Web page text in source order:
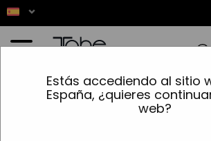
Estás accediendo al sitio
España, ¿quieres
web?
✨ LOS
Crema de manos